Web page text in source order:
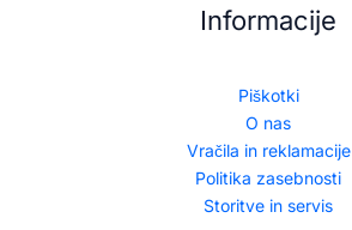
Informacije
Piškotki
O nas
Vračila in reklamacije
Politika zasebnosti
Storitve in servis